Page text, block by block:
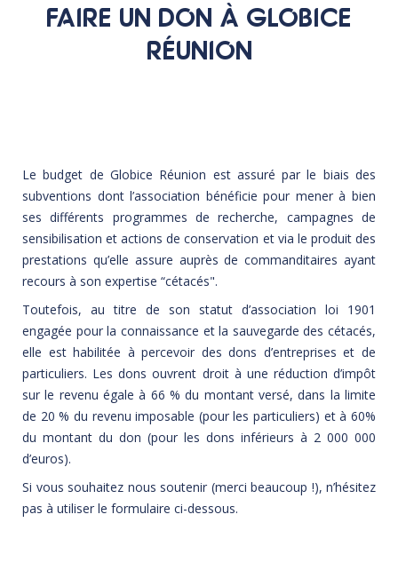
FAIRE UN DON À GLOBICE
RÉUNION
Le budget de Globice Réunion est assuré par le biais des
subventions dont l’association bénéficie pour mener à bien
ses différents programmes de recherche, campagnes de
sensibilisation et actions de conservation et via le produit des
prestations qu’elle assure auprès de commanditaires ayant
recours à son expertise “cétacés".
Toutefois, au titre de son statut d’association loi 1901
engagée pour la connaissance et la sauvegarde des cétacés,
elle est habilitée à percevoir des dons d’entreprises et de
particuliers. Les dons ouvrent droit à une réduction d’impôt
sur le revenu égale à 66 % du montant versé, dans la limite
de 20 % du revenu imposable (pour les particuliers) et à 60%
du montant du don (pour les dons inférieurs à 2 000 000
d’euros).
Si vous souhaitez nous soutenir (merci beaucoup !), n’hésitez
pas à utiliser le formulaire ci-dessous.